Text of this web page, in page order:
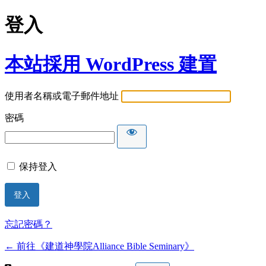
登入
本站採用 WordPress 建置
使用者名稱或電子郵件地址
密碼
保持登入
忘記密碼？
← 前往《建道神學院Alliance Bible Seminary》